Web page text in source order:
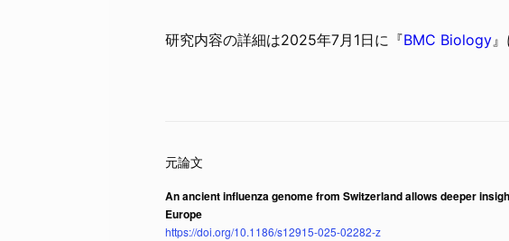
研究内容の詳細は2025年7月1日に『BMC Biology
An ancient influenza genome from Switzerland allows deeper
Europe
https://doi.org/10.1186/s12915-025-02282-z